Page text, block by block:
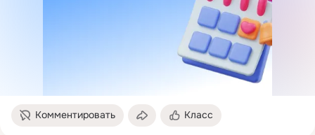
Комментировать Класс